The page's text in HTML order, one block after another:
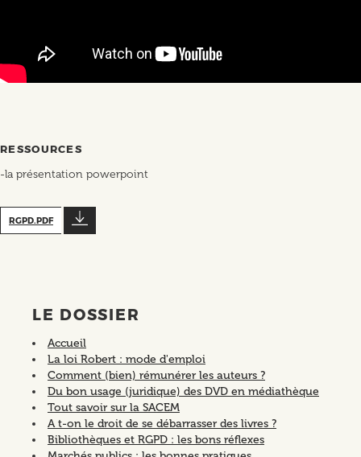
RESSOURCES
-la présentation powerpoint
RGPD.PDF
LE DOSSIER
Accueil
La loi Robert : mode d'emploi
Comment (bien) rémunérer les auteurs ?
Du bon usage (juridique) des DVD en médiathèque
Tout savoir sur la SACEM
A t-on le droit de se débarrasser des livres ?
Bibliothèques et RGPD : les bons réflexes